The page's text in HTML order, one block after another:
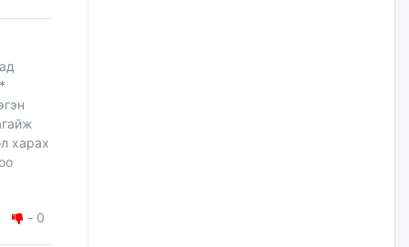
харах
- 0